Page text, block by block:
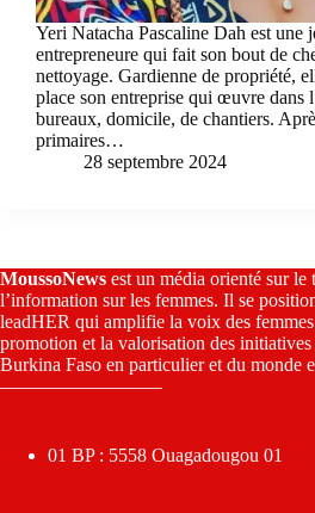
Yeri Natacha Pascaline Dah est une
entrepreneure qui fait son bout de
nettoyage. Gardienne de propriété,
place son entreprise qui œuvre dans
bureaux, domicile, de chantiers.
primaires…
28 septembre 2024
MoussoNews est un média orienté sur le
l’information sur les femmes. Il se
leadHER qui amplifie la voix des
promotion et la valorisation des initiatives
Burkina Faso en particulier et du monde
————————–
01 BP : 5558 Ouagadougou 01